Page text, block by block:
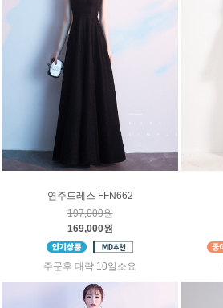
연주드레스 FFN662
197,000원
169,000원
주문후 대략 10일소요